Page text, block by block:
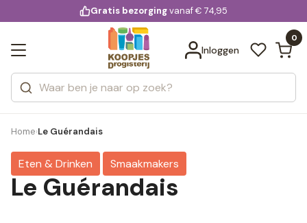
voor 20:00 uur besteld
Gratis bezorgingvanaf € 74,95
Inloggen
0
Zoeken
Categorieën
Merken
Bekijk alle resultaten
Home›Le Guérandais
Eten & Drinken Smaakmakers
Le Guérandais